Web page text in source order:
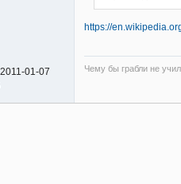
2011-01-07
https://
Чему бы грабли не